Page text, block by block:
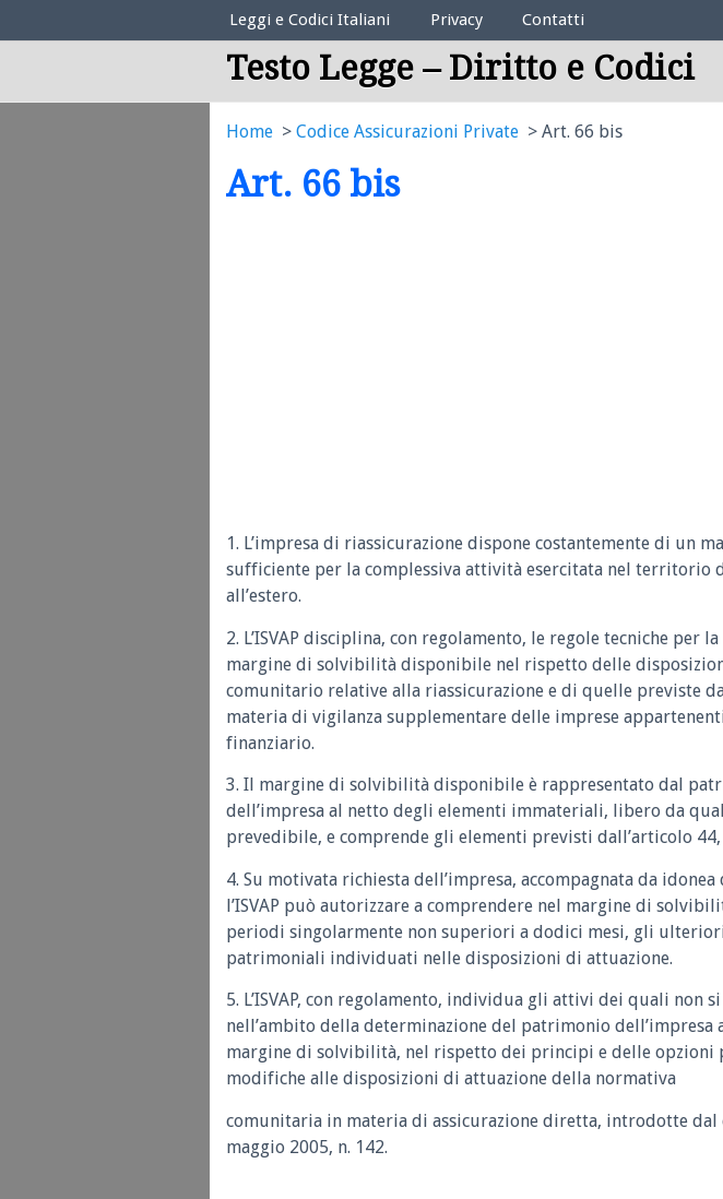
Elenco Codici Legali
Leggi e Codici Italiani Privacy Contatti
Testo Legge – Diritto e Codici
Home Codice Assicurazioni Private Art. 66 bis
Art. 66 bis
1. L’impresa di riassicurazione dispone costantemente di un
sufficiente per la complessiva attività esercitata nel territorio
all’estero.
2. L’ISVAP disciplina, con regolamento, le regole tecniche per
margine di solvibilità disponibile nel rispetto delle
comunitario relative alla riassicurazione e di quelle previste
materia di vigilanza supplementare delle imprese
finanziario.
3. Il margine di solvibilità disponibile è rappresentato dal
dell’impresa al netto degli elementi immateriali, libero da
prevedibile, e comprende gli elementi previsti dall’articolo 44,
4. Su motivata richiesta dell’impresa, accompagnata da idonea
l’ISVAP può autorizzare a comprendere nel margine di
periodi singolarmente non superiori a dodici mesi, gli
patrimoniali individuati nelle disposizioni di attuazione.
5. L’ISVAP, con regolamento, individua gli attivi dei quali non
nell’ambito della determinazione del patrimonio dell’impresa
margine di solvibilità, nel rispetto dei principi e delle opzioni
modifiche alle disposizioni di attuazione della normativa
comunitaria in materia di assicurazione diretta, introdotte dal
maggio 2005, n. 142.